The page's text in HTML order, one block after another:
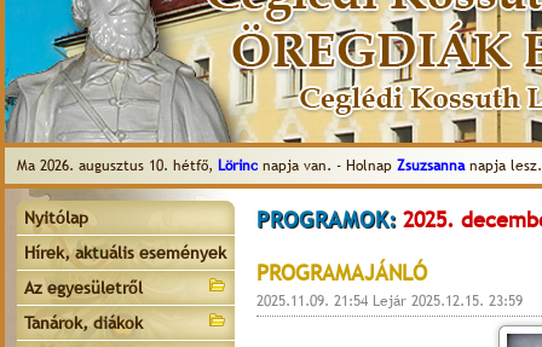
Ma 2026. augusztus 10. hétfő, Lörinc napja van. - Holnap Zsuzsannanapja lesz.
Nyitólap
Hírek, aktuális események
Az egyesületről
Tanárok, diákok
PROGRAMOK: 2025.
PROGRAMAJÁNLÓ
2025.11.09. 21:54 Lejár 2025.12.15. 23:59